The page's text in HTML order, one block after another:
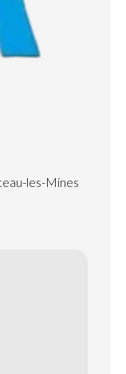
les-Mines